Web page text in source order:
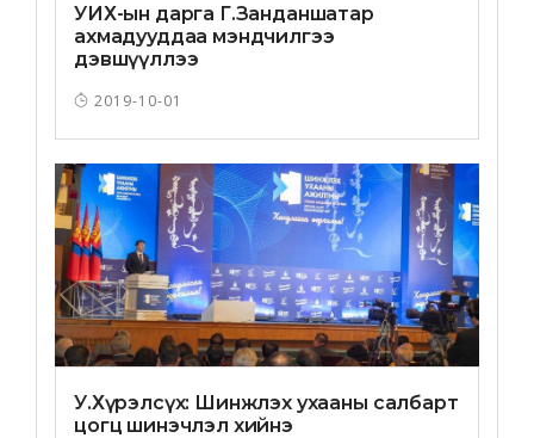
УИХ-ын дарга Г.Занданшатар
ахмадууддаа мэндчилгээ
дэвшүүллээ
2019-10-01
У.Хүрэлсүх: Шинжлэх ухааны салбарт
цогц шинэчлэл хийнэ